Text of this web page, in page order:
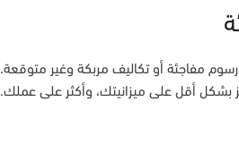
مفاجئة أو تكاليف مربكة وغير متوقعة.
بشكل أقل على ميزانيتك، وأكثر على عملك.